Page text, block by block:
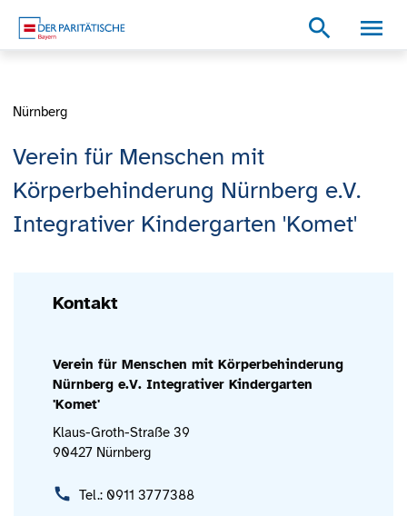
search
Verein für Menschen mit
Körperbehinderung Nürnberg e.V.
Integrativer Kindergarten 'Komet'
Nürnberg
Kontakt
Verein für Menschen mit Körperbehinderung
Nürnberg e.V. Integrativer Kindergarten
'Komet'
Klaus-Groth-Straße 39
90427 Nürnberg
Tel.: 0911 3777388